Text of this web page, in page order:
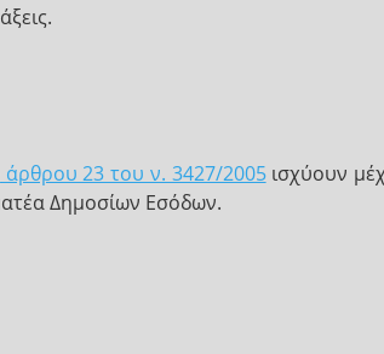
άρθρου 23 του ν. 3427/2005ισχύουν
Δημοσίων Εσόδων.